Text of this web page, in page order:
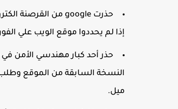
إذا لم يحددوا موقع الويب علي
النسخة السابقة من الموقع
ميل.